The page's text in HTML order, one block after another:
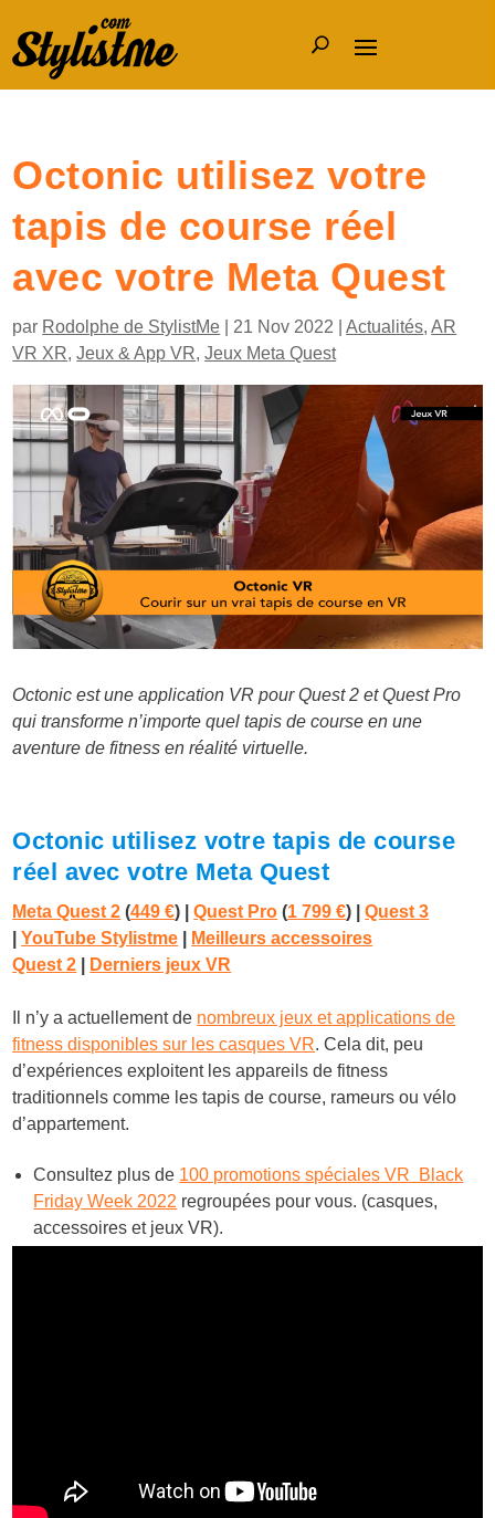
Octonic utilisez votre
tapis de course réel
avec votre Meta Quest
par Rodolphe de StylistMe 21 Nov 2022 |Actualités,AR
VR XR,Jeux & App VR,Jeux Meta Quest
Octonic est une application VR pour Quest 2 et Quest Pro
qui transforme n’importe quel tapis de course en une
aventure de fitness en réalité virtuelle.
Octonic utilisez votre tapis de course
réel avec votre Meta Quest
Meta Quest 2 (449 €) |Quest Pro (1 799 €) |Quest 3
YouTube Stylistme
Meilleurs accessoires
Quest 2
Derniers jeux VR
Il n’y a actuellement de nombreux jeux et applications de
fitness disponibles sur les casques VR. Cela dit, peu
d’expériences exploitent les appareils de fitness
traditionnels comme les tapis de course, rameurs ou vélo
d’appartement.
Consultez plus de 100 promotions spéciales VR Black
Friday Week 2022 regroupées pour vous. (casques,
accessoires et jeux VR).